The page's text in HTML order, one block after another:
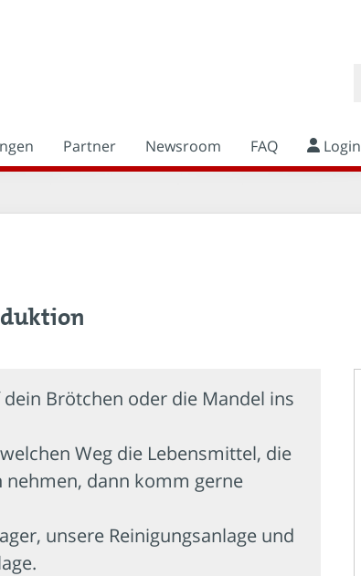
Partner Newsroom FAQ Login
Brötchen oder die Mandel ins
Weg die Lebensmittel, die
nehmen, dann komm gerne
unsere Reinigungsanlage und